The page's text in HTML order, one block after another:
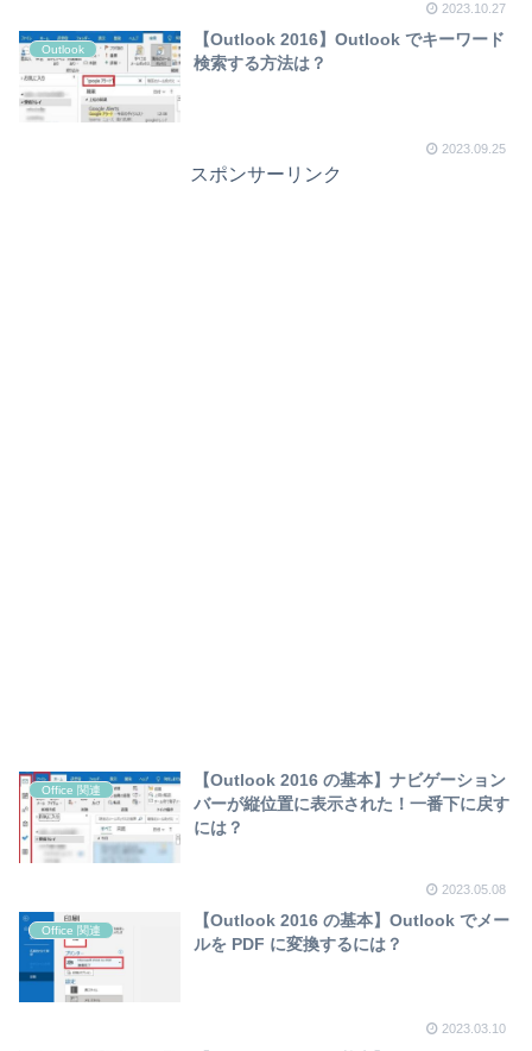
2023.10.27
Outlook
【Outlook 2016】Outlook でキーワード
検索する方法は？
2023.09.25
スポンサーリンク
Office 関連
【Outlook 2016 の基本】ナビゲーション
バーが縦位置に表示された！一番下に戻す
には？
2023.05.08
Office 関連
【Outlook 2016 の基本】Outlook でメー
ルを PDF に変換するには？
2023.03.10